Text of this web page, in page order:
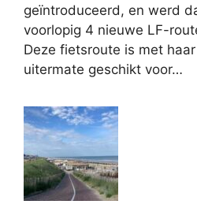
geïntroduceerd, en werd
voorlopig 4 nieuwe LF-
Deze fietsroute is met
uitermate geschikt voor…